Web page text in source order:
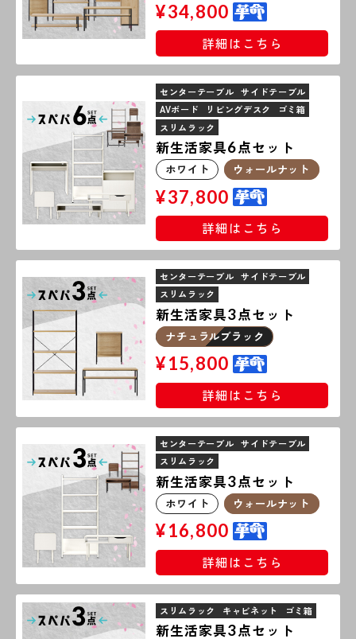
¥34,800
詳細はこちら
センターテーブル サイドテーブル
AVボード
リビングデスク
ゴミ箱
スリムラック
新生活家具6点セット
ホワイト ウォールナット
¥37,800
詳細はこちら
センターテーブル サイドテーブル
スリムラック
新生活家具3点セット
ナチュラルブラック
¥15,800
詳細はこちら
センターテーブル サイドテーブル
スリムラック
新生活家具3点セット
ホワイト ウォールナット
¥16,800
詳細はこちら
スリムラック キャビネット ゴミ箱
新生活家具3点セット